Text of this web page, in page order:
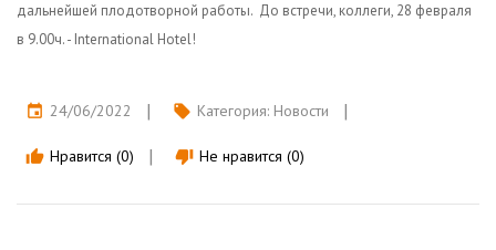
дальнейшей плодотворной работы. До встречи, коллеги, 28 февраля
в 9.00ч. - International Hotel!
event 24/06/2022 local_offer Категория: Новости
thumb_up Нравится (0) thumb_down Не нравится (0)